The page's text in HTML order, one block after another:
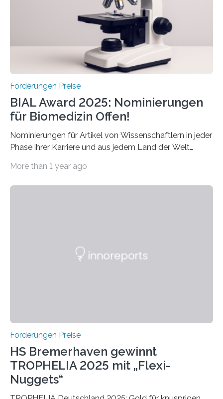
Forscherinnen und Forscher unter 40 Jahren. Geehrt
werden soll eine herausragende Doktorarbeit oder eine
hochrangige wissenschaftliche Publikation zum Thema
Förderungen Preise
BIAL Award 2025: Nominierungen
für Biomedizin Offen!
Nominierungen für Artikel von Wissenschaftlern in jeder
Phase ihrer Karriere und aus jedem Land der Welt
Leben gerufen, um die bemerkenswertesten
Foundation, des BIAL Award in Biomedicine ist in
More than 1 year ago
Förderungen Preise
HS Bremerhaven gewinnt
TROPHELIA 2025 mit „Flexi-
Nuggets“